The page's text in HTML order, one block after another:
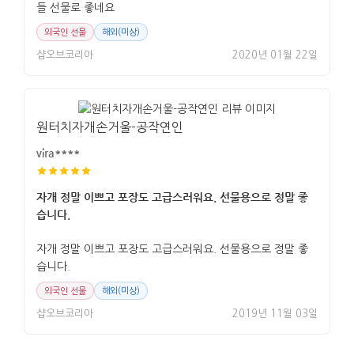
들 선물로 좋네요
외국인 선물 해외(미상)
샵오브코리아 2020년 01월 22일
원터치자개손거울-공작연인
vira****
자개 정말 이쁘고 포장도 고급스러워요. 선물용으로 정말 좋
습니다.
자개 정말 이쁘고 포장도 고급스러워요. 선물용으로 정말 좋
습니다.
외국인 선물 해외(미상)
샵오브코리아 2019년 11월 03일